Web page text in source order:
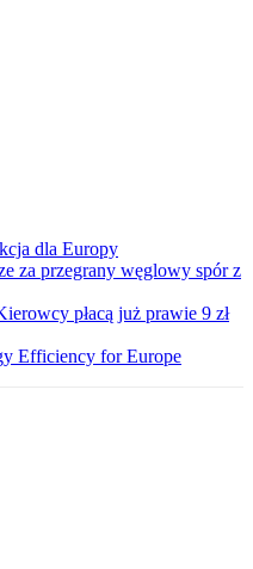
dla Europy
za przegrany węglowy spór z
płacą już prawie 9 zł
Efficiency for Europe